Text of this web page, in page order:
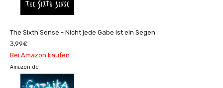
The Sixth Sense - Nicht jede Gabe ist ein Segen
3,99€
Bei Amazon kaufen
Amazon.de